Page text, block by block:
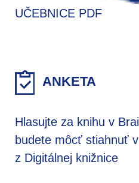
UČEBNICE PDF
ANKETA
Hlasujte za knihu v
budete môcť stiahnuť
z Digitálnej knižnice